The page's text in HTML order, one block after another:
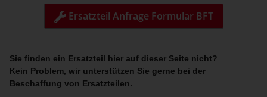
Ersatzteil Anfrage Formular BFT
Sie finden ein Ersatzteil hier auf dieser Seite nicht?
Kein Problem, wir unterstützen Sie gerne bei der
Beschaffung von Ersatzteilen.